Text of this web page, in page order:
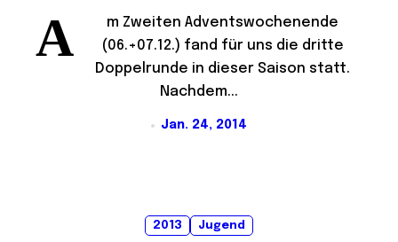
A
m Zweiten Adventswochenende
(06.+07.12.) fand für uns die dritte
Doppelrunde in dieser Saison statt.
Nachdem...
Jan. 24, 2014
2013 Jugend